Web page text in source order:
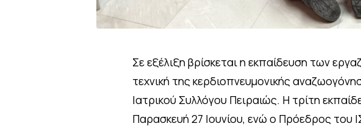
Σε εξέλιξη βρίσκεται η εκπαίδευση των
τεχνική της κερδιοπνευμονικής
Ιατρικού Συλλόγου Πειραιώς. Η τρίτη
Παρασκευή 27 Ιουνίου, ενώ ο Πρόεδρος του